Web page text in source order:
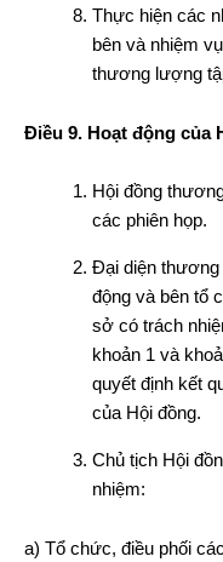
Thực hiện các
bên và nhiệm
thương lượng
Điều 9. Hoạt động
Hội đồng
các phiên họp.
Đại diện
động và bên tổ
sở có trách
khoản 1 và
quyết định kết
của Hội đồng.
Chủ tịch Hội
nhiệm:
a) Tổ chức, điều phối